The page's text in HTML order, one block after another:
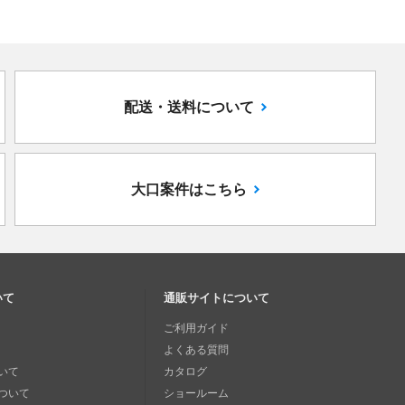
配送・送料について
大口案件はこちら
て
いて
通販サイトについて
ご利用ガイド
よくある質問
カタログ
ショールーム